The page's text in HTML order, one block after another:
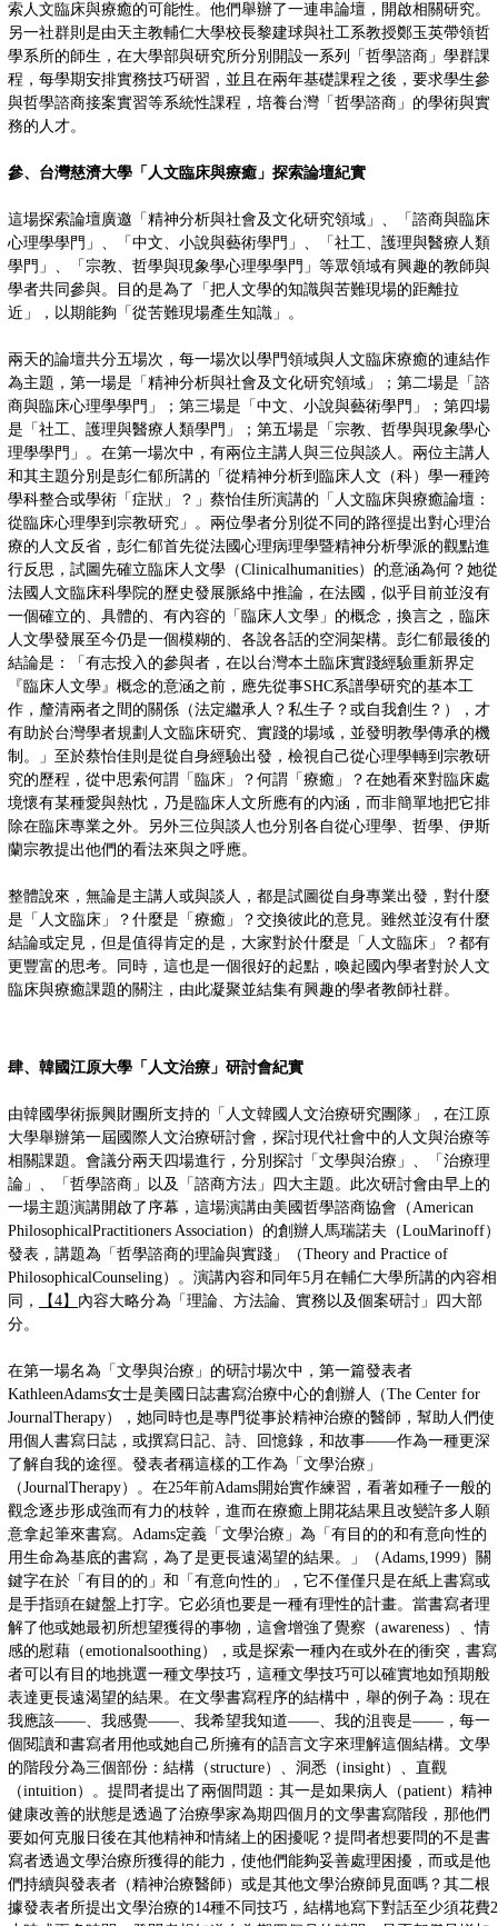
索人文臨床與療癒的可能性。他們舉辦了一連串論壇，開啟相關研究。
另一社群則是由天主教輔仁大學校長黎建球與社工系教授鄭玉英帶領哲
學系所的師生，在大學部與研究所分別開設一系列「哲學諮商」學群課
程，每學期安排實務技巧研習，並且在兩年基礎課程之後，要求學生參
與哲學諮商接案實習等系統性課程，培養台灣「哲學諮商」的學術與實
務的人才。
參、台灣慈濟大學「人文臨床與療癒」探索論壇紀實
這場探索論壇廣邀「精神分析與社會及文化研究領域」、「諮商與臨床
心理學學門」、「中文、小說與藝術學門」、「社工、護理與醫療人類
學門」、「宗教、哲學與現象學心理學學門」等眾領域有興趣的教師與
學者共同參與。目的是為了「把人文學的知識與苦難現場的距離拉
近」，以期能夠「從苦難現場產生知識」。
兩天的論壇共分五場次，每一場次以學門領域與人文臨床療癒的連結作
為主題，第一場是「精神分析與社會及文化研究領域」；第二場是「諮
商與臨床心理學學門」；第三場是「中文、小說與藝術學門」；第四場
是「社工、護理與醫療人類學門」；第五場是「宗教、哲學與現象學心
理學學門」。在第一場次中，有兩位主講人與三位與談人。兩位主講人
和其主題分別是彭仁郁所講的「從精神分析到臨床人文（科）學一種跨
學科整合或學術「症狀」？」蔡怡佳所演講的「人文臨床與療癒論壇：
從臨床心理學到宗教研究」。兩位學者分別從不同的路徑提出對心理治
療的人文反省，彭仁郁首先從法國心理病理學暨精神分析學派的觀點進
行反思，試圖先確立臨床人文學（Clinicalhumanities）的意涵為何？她從
法國人文臨床科學院的歷史發展脈絡中推論，在法國，似乎目前並沒有
一個確立的、具體的、有內容的「臨床人文學」的概念，換言之，臨床
人文學發展至今仍是一個模糊的、各說各話的空洞架構。彭仁郁最後的
結論是：「有志投入的參與者，在以台灣本土臨床實踐經驗重新界定
『臨床人文學』概念的意涵之前，應先從事SHC系譜學研究的基本工
作，釐清兩者之間的關係（法定繼承人？私生子？或自我創生？），才
有助於台灣學者規劃人文臨床研究、實踐的場域，並發明教學傳承的機
制。」至於蔡怡佳則是從自身經驗出發，檢視自己從心理學轉到宗教研
究的歷程，從中思索何謂「臨床」？何謂「療癒」？在她看來對臨床處
境懷有某種愛與熱忱，乃是臨床人文所應有的內涵，而非簡單地把它排
除在臨床專業之外。另外三位與談人也分別各自從心理學、哲學、伊斯
蘭宗教提出他們的看法來與之呼應。
整體說來，無論是主講人或與談人，都是試圖從自身專業出發，對什麼
是「人文臨床」？什麼是「療癒」？交換彼此的意見。雖然並沒有什麼
結論或定見，但是值得肯定的是，大家對於什麼是「人文臨床」？都有
更豐富的思考。同時，這也是一個很好的起點，喚起國內學者對於人文
臨床與療癒課題的關注，由此凝聚並結集有興趣的學者教師社群。
肆、韓國江原大學「人文治療」研討會紀實
由韓國學術振興財團所支持的「人文韓國人文治療研究團隊」，在江原
大學舉辦第一屆國際人文治療研討會，探討現代社會中的人文與治療等
相關課題。會議分兩天四場進行，分別探討「文學與治療」、「治療理
論」、「哲學諮商」以及「諮商方法」四大主題。此次研討會由早上的
一場主題演講開啟了序幕，這場演講由美國哲學諮商協會（American
PhilosophicalPractitioners Association）的創辦人馬瑞諾夫（LouMarinoff
發表，講題為「哲學諮商的理論與實踐」（Theory and Practice of
PhilosophicalCounseling）。演講內容和同年5月在輔仁大學所講的內容相
同，
【4】 內容大略分為「理論、方法論、實務以及個案研討」四大部
分。
在第一場名為「文學與治療」的研討場次中，第一篇發表者
KathleenAdams女士是美國日誌書寫治療中心的創辦人（The Center for
JournalTherapy），她同時也是專門從事於精神治療的醫師，幫助人們使
用個人書寫日誌，或撰寫日記、詩、回憶錄，和故事——作為一種更深
了解自我的途徑。發表者稱這樣的工作為「文學治療」
（JournalTherapy）。在25年前Adams開始實作練習，看著如種子一般的
觀念逐步形成強而有力的枝幹，進而在療癒上開花結果且改變許多人願
意拿起筆來書寫。Adams定義「文學治療」為「有目的的和有意向性的
用生命為基底的書寫，為了是更長遠渴望的結果。」（Adams,1999）關
鍵字在於「有目的的」和「有意向性的」，它不僅僅只是在紙上書寫或
是手指頭在鍵盤上打字。它必須也要是一種有理性的計畫。當書寫者理
解了他或她最初所想望獲得的事物，這會增強了覺察（awareness）、情
感的慰藉（emotionalsoothing），或是探索一種內在或外在的衝突，書寫
者可以有目的地挑選一種文學技巧，這種文學技巧可以確實地如預期般
表達更長遠渴望的結果。在文學書寫程序的結構中，舉的例子為：現在
我應該——、我感覺——、我希望我知道——、我的沮喪是——，每一
個閱讀和書寫者用他或她自己所擁有的語言文字來理解這個結構。文學
的階段分為三個部份：結構（structure）、洞悉（insight）、直觀
（intuition）。提問者提出了兩個問題：其一是如果病人（patient）精神
健康改善的狀態是透過了治療學家為期四個月的文學書寫階段，那他們
要如何克服日後在其他精神和情緒上的困擾呢？提問者想要問的不是書
寫者透過文學治療所獲得的能力，使他們能夠妥善處理困擾，而或是他
們持續與發表者（精神治療醫師）或是其他文學治療師見面嗎？其二根
據發表者所提出文學治療的14種不同技巧，結構地寫下對話至少須花費2